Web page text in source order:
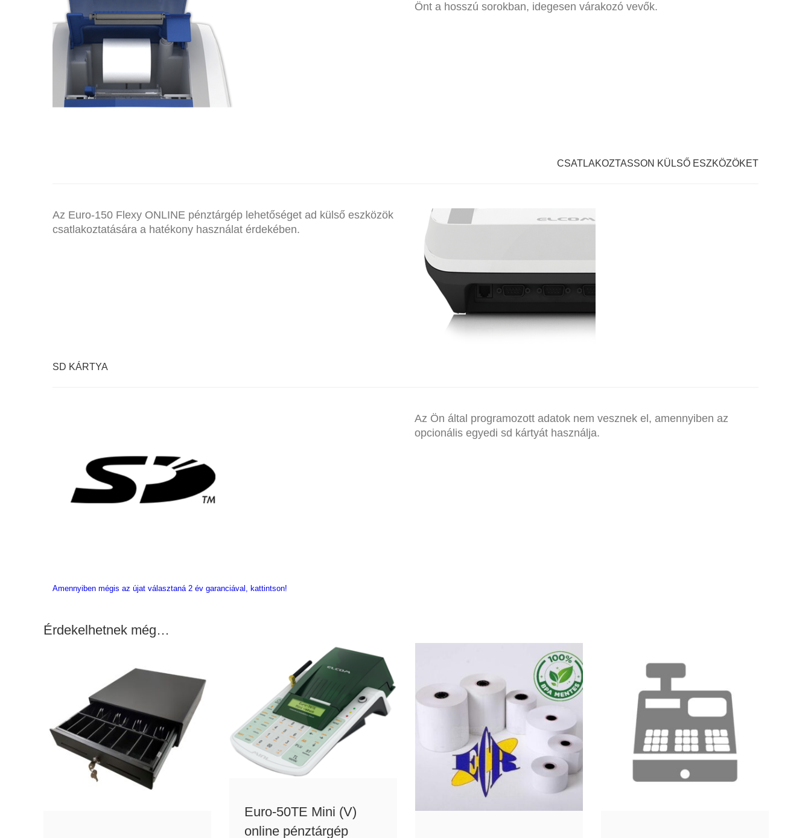
Önt a hosszú sorokban, idegesen várakozó vevők.
CSATLAKOZTASSON KÜLSŐ ESZKÖZÖKET
Az Euro-150 Flexy ONLINE pénztárgép lehetőséget ad külső eszközök
csatlakoztatására a hatékony használat érdekében.
SD KÁRTYA
Az Ön által programozott adatok nem vesznek el, amennyiben az
opcionális egyedi sd kártyát használja.
Amennyiben mégis az újat választaná 2 év garanciával, kattintson!
Érdekelhetnek még…
Euro-50TE Mini (V)
online pénztárgép